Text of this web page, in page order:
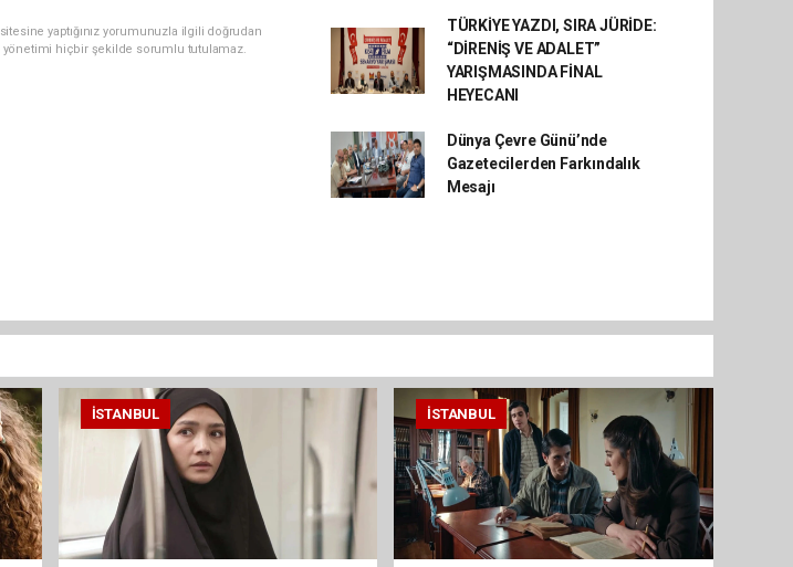
yaptığınız yorumunuzla ilgili doğrudan
yönetimi hiçbir şekilde sorumlu tutulamaz.
TÜRKİYE YAZDI, SIRA JÜRİDE:
“DİRENİŞ VE ADALET”
YARIŞMASINDA FİNAL
HEYECANI
Dünya Çevre Günü’nde
Gazetecilerden Farkındalık
Mesajı
İSTANBUL İSTANBUL